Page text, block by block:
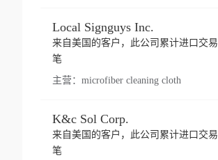
Local Signguys Inc.
来自美国的客户，此公司累计进口交易
笔
主营： microfiber cleaning cloth
K&c Sol Corp.
来自美国的客户，此公司累计进口交易
笔